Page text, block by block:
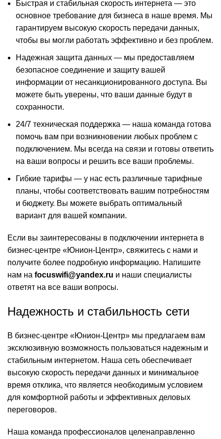
Быстрая и стабильная скорость интернета — это
основное требование для бизнеса в наше время. Мы
гарантируем высокую скорость передачи данных,
чтобы вы могли работать эффективно и без проблем.
Надежная защита данных — мы предоставляем
безопасное соединение и защиту вашей
информации от несанкционированного доступа. Вы
можете быть уверены, что ваши данные будут в
сохранности.
24/7 техническая поддержка — наша команда готова
помочь вам при возникновении любых проблем с
подключением. Мы всегда на связи и готовы ответить
на ваши вопросы и решить все ваши проблемы.
Гибкие тарифы — у нас есть различные тарифные
планы, чтобы соответствовать вашим потребностям
и бюджету. Вы можете выбрать оптимальный
вариант для вашей компании.
Если вы заинтересованы в подключении интернета в
бизнес-центре «Юнион-Центр», свяжитесь с нами и
получите более подробную информацию. Напишите
нам на focuswifi@yandex.ru и наши специалисты
ответят на все ваши вопросы.
Надежность и стабильность сети
В бизнес-центре «Юнион-Центр» мы предлагаем вам
эксклюзивную возможность пользоваться надежным и
стабильным интернетом. Наша сеть обеспечивает
высокую скорость передачи данных и минимальное
время отклика, что является необходимым условием
для комфортной работы и эффективных деловых
переговоров.
Наша команда профессионалов целенаправленно